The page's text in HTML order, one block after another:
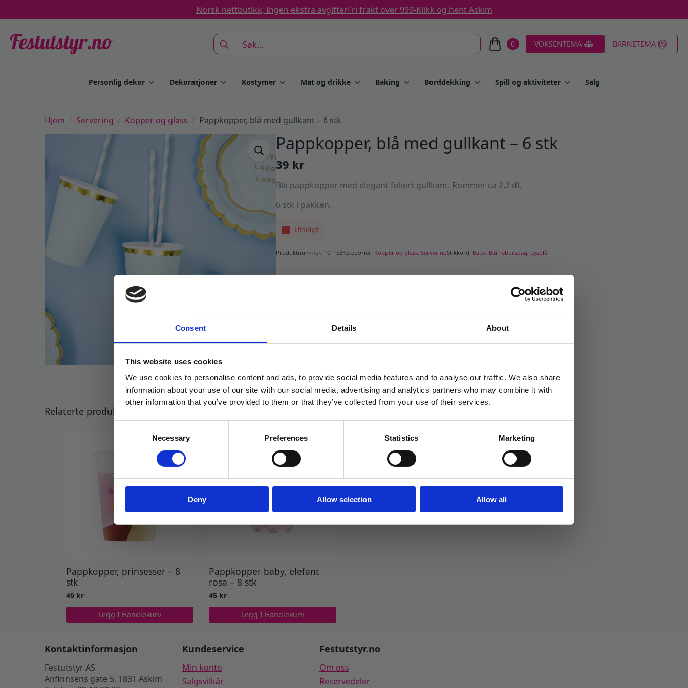
Consent Details About
This website uses cookies
We use cookies to personalise content and ads, to provide social media features and to analyse our traffic. We also share
information about your use of our site with our social media, advertising and analytics partners who may combine it with
other information that you’ve provided to them or that they’ve collected from your use of their services.
Necessary Preferences Statistics Marketing
Deny Allow selection Allow all
Norsk nettbutikk, Ingen ekstra avgifterFri frakt over 999-Klikk og hent Askim
Search
for:
0 VOKSENTEMA BARNETEMA
Personlig dekor Dekorasjoner Kostymer Mat og drikke Baking Borddekking Spill og aktiviteter Salg
Hjem Servering Kopper og glass Pappkopper, blå med gullkant – 6 stk
Pappkopper, blå med gullkant – 6 stk
39 kr
Blå pappkopper med elegant foliert gullkant. Rommer ca 2,2 dl.
6 stk i pakken.
Utsolgt
Produktnummer: 101152Kategorier: Kopper og glass,ServeringStikkord: Baby, Barnebursdag, Lysblå
Relaterte produkter
Pappkopper, prinsesser – 8
stk
49 kr
Legg I Handlekurv
Pappkopper baby, elefant
rosa – 8 stk
45 kr
Legg I Handlekurv
Kontaktinformasjon
Festutstyr AS
Anfinnsens gate 5, 1831 Askim
Kundeservice
Min konto
Salgsvilkår
Festutstyr.no
Om oss
Reservedeler
få eksklusive tilbud og masse
inspirasjon rett i innboksen
Ja takk! Jeg vil gjerne få brev fra dere!